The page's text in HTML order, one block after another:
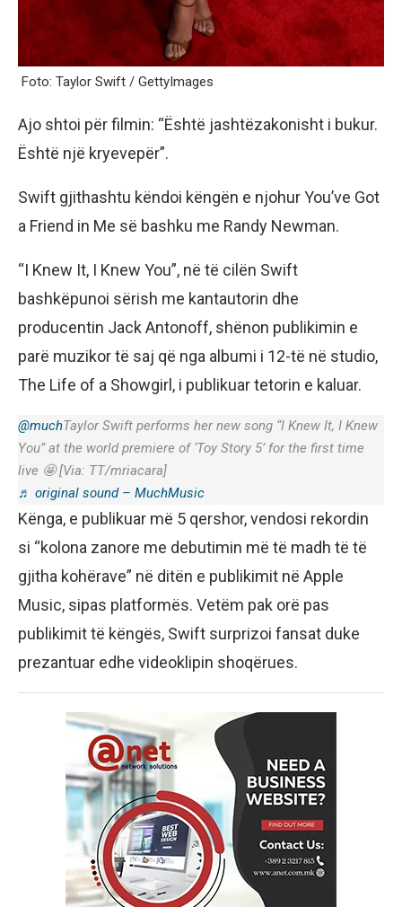
Foto: Taylor Swift / GettyImages
Ajo shtoi për filmin: “Është jashtëzakonisht i bukur.
Është një kryevepër”.
Swift gjithashtu këndoi këngën e njohur You’ve Got
a Friend in Me së bashku me Randy Newman.
“I Knew It, I Knew You”, në të cilën Swift
bashkëpunoi sërish me kantautorin dhe
producentin Jack Antonoff, shënon publikimin e
parë muzikor të saj që nga albumi i 12-të në studio,
The Life of a Showgirl, i publikuar tetorin e kaluar.
@muchTaylor Swift performs her new song “I Knew It, I Knew
You” at the world premiere of ‘Toy Story 5’ for the first time
live 🤩 [Via: TT/mriacara]
♬ original sound – MuchMusic
Kënga, e publikuar më 5 qershor, vendosi rekordin
si “kolona zanore me debutimin më të madh të të
gjitha kohërave” në ditën e publikimit në Apple
Music, sipas platformës. Vetëm pak orë pas
publikimit të këngës, Swift surprizoi fansat duke
prezantuar edhe videoklipin shoqërues.